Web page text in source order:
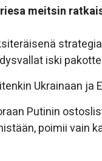
meitsin
iski
Ukrainaan ja
Putinin
poimii vain